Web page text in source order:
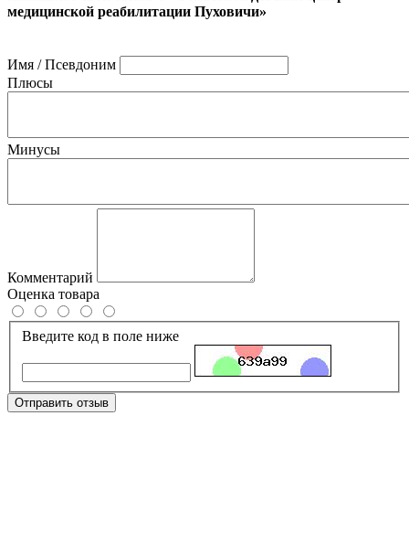
медицинской реабилитации Пуховичи»
Имя / Псевдоним
Плюсы
Минусы
Комментарий
Оценка товара
Введите код в поле ниже
Отправить отзыв